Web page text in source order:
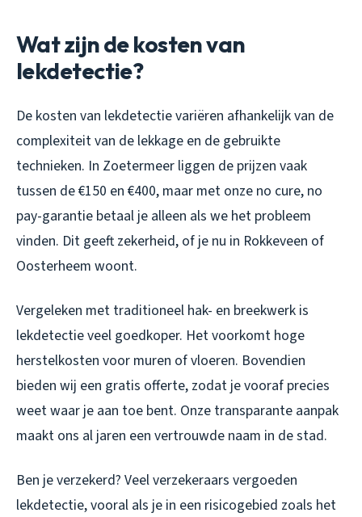
Wat zijn de kosten van
lekdetectie?
De kosten van lekdetectie variëren afhankelijk van de
complexiteit van de lekkage en de gebruikte
technieken. In Zoetermeer liggen de prijzen vaak
tussen de €150 en €400, maar met onze no cure, no
pay-garantie betaal je alleen als we het probleem
vinden. Dit geeft zekerheid, of je nu in Rokkeveen of
Oosterheem woont.
Vergeleken met traditioneel hak- en breekwerk is
lekdetectie veel goedkoper. Het voorkomt hoge
herstelkosten voor muren of vloeren. Bovendien
bieden wij een gratis offerte, zodat je vooraf precies
weet waar je aan toe bent. Onze transparante aanpak
maakt ons al jaren een vertrouwde naam in de stad.
Ben je verzekerd? Veel verzekeraars vergoeden
lekdetectie, vooral als je in een risicogebied zoals het